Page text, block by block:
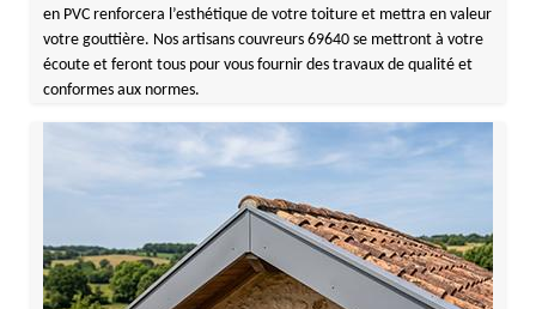
en PVC renforcera l’esthétique de votre toiture et mettra en valeur
votre gouttière. Nos artisans couvreurs 69640 se mettront à votre
écoute et feront tous pour vous fournir des travaux de qualité et
conformes aux normes.